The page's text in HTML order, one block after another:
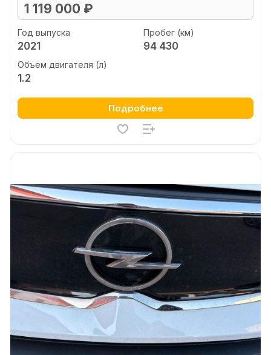
1 119 000 ₽
Год выпуска
2021
Пробег (км)
94 430
Объем двигателя (л)
1.2
Подробнее